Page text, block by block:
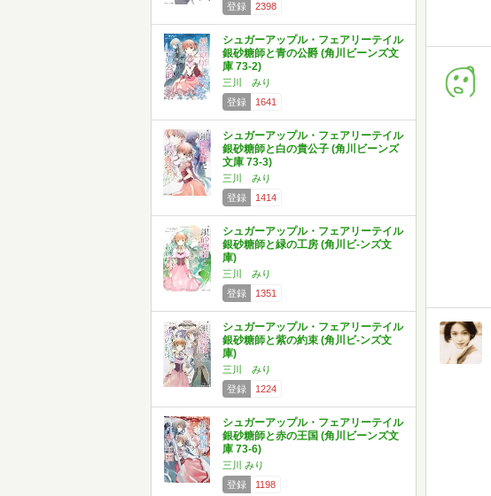
登録
2398
シュガーアップル・フェアリーテイル
銀砂糖師と青の公爵 (角川ビーンズ文
庫 73-2)
三川 みり
登録
1641
シュガーアップル・フェアリーテイル
銀砂糖師と白の貴公子 (角川ビーンズ
文庫 73-3)
三川 みり
登録
1414
シュガーアップル・フェアリーテイル
銀砂糖師と緑の工房 (角川ビ-ンズ文
庫)
三川 みり
登録
1351
シュガーアップル・フェアリーテイル
銀砂糖師と紫の約束 (角川ビ-ンズ文
庫)
三川 みり
登録
1224
シュガーアップル・フェアリーテイル
銀砂糖師と赤の王国 (角川ビーンズ文
庫 73-6)
三川 みり
登録
1198